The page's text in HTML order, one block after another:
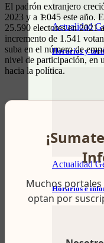
Actualidad
Horarios y
Actualidad
Horarios e
El padrón extranjero
2023 y a 1.045 este año.
25.590 electores en 2021
incremento de 1.541
suba en el número de
nivel de participación, en
hacia la política.
Muchos portales
optan por